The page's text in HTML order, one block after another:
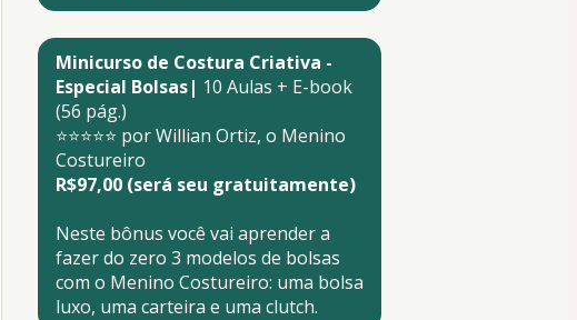
Minicurso de Costura Criativa -
Especial Bolsas| 10 Aulas + E-book
(56 pág.)
⭐⭐⭐⭐⭐ por Willian Ortiz, o Menino
Costureiro
R$97,00 (será seu gratuitamente)
Neste bônus você vai aprender a
fazer do zero 3 modelos de bolsas
com o Menino Costureiro: uma bolsa
luxo, uma carteira e uma clutch.